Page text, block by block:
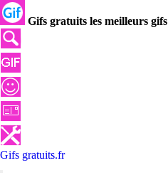
Gifs gratuits les meilleurs gifs
Gifs gratuits.fr